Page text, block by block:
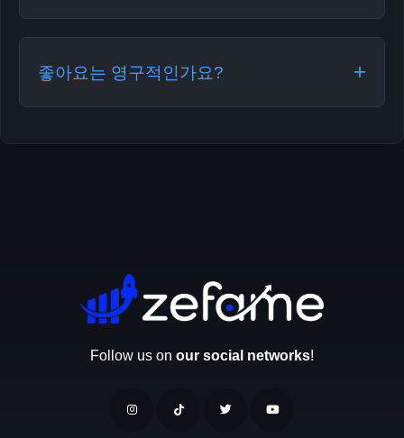
작동하려면 프로필이나 페이지 링크가 아닌 공
개 Facebook 게시물 링크를 제공해야 합니다. 형
식: facebook.com/xxx/posts/xxx
기간을 기다리면 다른 게시물에 사용할 수 있습
니다. 사용 간 대기 시간을 준수하는 한 부스트할
좋아요는 영구적인가요? +
Follow us on our social networks!